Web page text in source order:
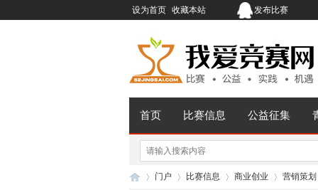
设为首页 收藏本站 发布比赛
首页 比赛信息 公益征集
门户 比赛信息 商业创业 营销策划